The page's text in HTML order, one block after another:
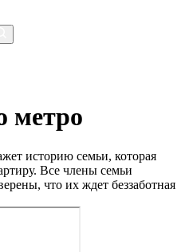
метро
историю семьи, которая
Все члены семьи
что их ждет беззаботная